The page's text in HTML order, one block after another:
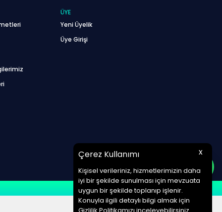
Çerez Kullanımı x
Kişisel verileriniz, hizmetlerimizin daha
iyi bir şekilde sunulması için mevzuata
uygun bir şekilde toplanıp işlenir.
Konuyla ilgili detaylı bilgi almak için
ÜYE
Yeni Üyelik
Üye Girişi